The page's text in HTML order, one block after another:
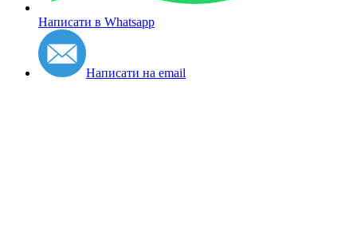
Написати в Whatsapp
Написати на email